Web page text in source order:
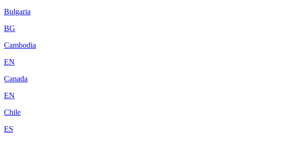
Bulgaria
BG
Cambodia
EN
Canada
EN
Chile
ES